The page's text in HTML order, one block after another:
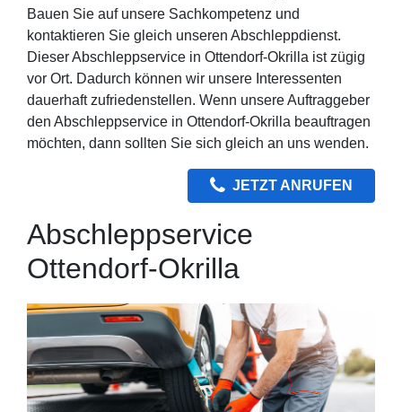
Bauen Sie auf unsere Sachkompetenz und
kontaktieren Sie gleich unseren Abschleppdienst.
Dieser Abschleppservice in Ottendorf-Okrilla ist zügig
vor Ort. Dadurch können wir unsere Interessenten
dauerhaft zufriedenstellen. Wenn unsere Auftraggeber
den Abschleppservice in Ottendorf-Okrilla beauftragen
möchten, dann sollten Sie sich gleich an uns wenden.
JETZT ANRUFEN
Abschleppservice
Ottendorf-Okrilla